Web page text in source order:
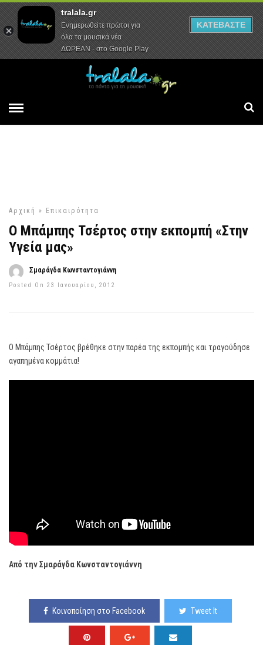
Αρχική Συνεντεύξεις Ρεπορτάζ
Αρχική » Επικαιρότητα
Ο Μπάμπης Τσέρτος στην εκπομπή «Στην
Υγεία μας»
Σμαράγδα Κωνσταντογιάννη
Posted On 23 Ιανουαρίου, 2012
Ο Μπάμπης Τσέρτος βρέθηκε στην παρέα της εκπομπής και τραγούδησε
αγαπημένα κομμάτια!
Από την Σμαράγδα Κωνσταντογιάννη
Κοινοποίηση στο Facebook Tweet It
tralala.gr
Ενημερωθείτε πρώτοι για
όλα τα μουσικά νέα
ΔΩΡΕΑΝ - στο Google Play
ΚΑΤΕΒΑΣΤΕ